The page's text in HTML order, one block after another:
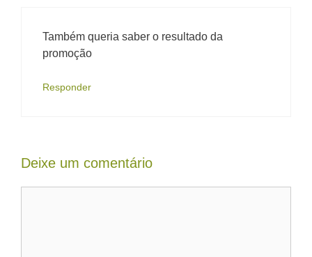
Também queria saber o resultado da
promoção
Responder
Deixe um comentário